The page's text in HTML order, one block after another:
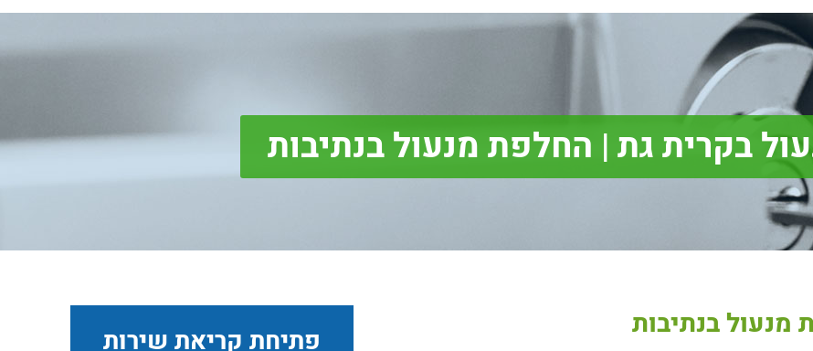
בקרית גת | החלפת מנעול בנתיבות
פתיחת קריאת שירות בנתיבות